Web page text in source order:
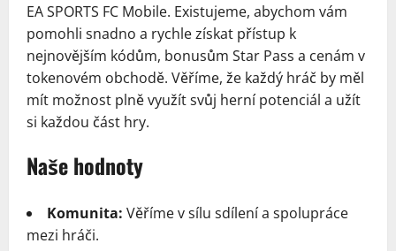
EA SPORTS FC Mobile. Existujeme, abychom vám
pomohli snadno a rychle získat přístup k
nejnovějším kódům, bonusům Star Pass a cenám v
tokenovém obchodě. Věříme, že každý hráč by měl
mít možnost plně využít svůj herní potenciál a užít
si každou část hry.
Naše hodnoty
Komunita: Věříme v sílu sdílení a spolupráce
mezi hráči.